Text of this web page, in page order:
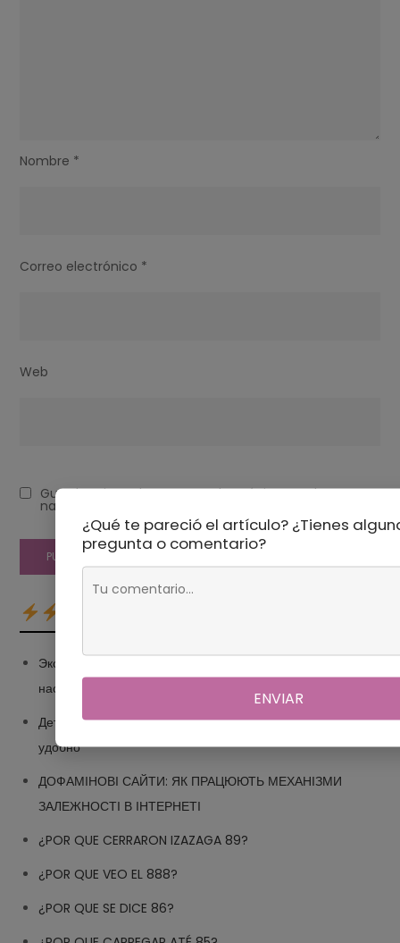
Nombre *
Correo electrónico *
Web
Guarda mi nombre, correo electrónico y web en este
navegador para la próxima vez que comente.
Экспозиция, выдержка и диафрагма: как работают
настройки фотоаппарата
Детские товары в Финляндии: Friros.fi, качественно и
удобно
ДОФАМІНОВІ САЙТИ: ЯК ПРАЦЮЮТЬ МЕХАНІЗМИ
ЗАЛЕЖНОСТІ В ІНТЕРНЕТІ
¿POR QUE CERRARON IZAZAGA 89?
¿POR QUE VEO EL 888?
¿POR QUE SE DICE 86?
¿Qué te pareció el artículo? ¿Tienes
pregunta o comentario?
ENVIAR